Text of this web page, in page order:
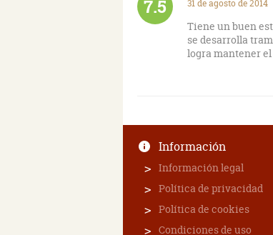
7.5 31 de agosto de 2014
Tiene un buen
se desarrolla
logra mantener
Información
Información legal
Política de privacidad
Política de cookies
Condiciones de uso